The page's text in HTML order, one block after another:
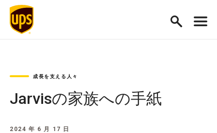
成長を支える人々
Jarvisの家族への手紙
2024 年 6 月 17 日